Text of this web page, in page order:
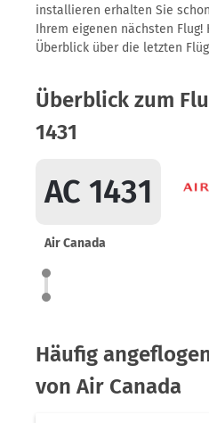
installieren erhalten Sie
Ihrem eigenen nächsten
Überblick über die letzten
Überblick zum
1431
AC 1431
Air Canada
Häufig
von Air Canada